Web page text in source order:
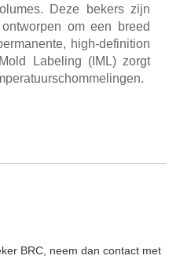
Deze bekers zijn
om een ​​breed
high-definition
Labeling (IML) zorgt
BRC, neem dan contact met